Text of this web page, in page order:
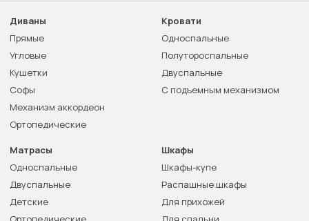
Диваны
Прямые
Угловые
Кушетки
Софы
Механизм аккордеон
Ортопедические
Кровати
Односпальные
Полутороспальные
Двуспальные
С подъемным механизмом
Матрасы
Односпальные
Двуспальные
Детские
Шкафы
Шкафы-купе
Распашные шкафы
Для прихожей